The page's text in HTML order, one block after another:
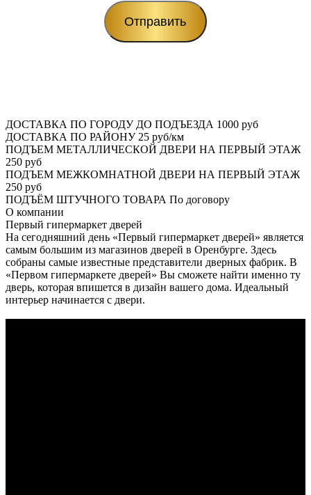
ДОСТАВКА ПО ГОРОДУ ДО ПОДЪЕЗДА 1000 руб
ДОСТАВКА ПО РАЙОНУ25 руб/км
ПОДЪЕМ МЕТАЛЛИЧЕСКОЙ ДВЕРИ НА ПЕРВЫЙ ЭТАЖ
250 руб
ПОДЪЕМ МЕЖКОМНАТНОЙ ДВЕРИ НА ПЕРВЫЙ ЭТАЖ
250 руб
ПОДЪЁМ ШТУЧНОГО ТОВАРА По договору
О компании
Первый гипермаркет дверей
На сегодняшний день «Первый гипермаркет дверей» является
самым большим из магазинов дверей в Оренбурге. Здесь
собраны самые известные представители дверных фабрик. В
«Первом гипермаркете дверей» Вы сможете найти именно ту
дверь, которая впишется в дизайн вашего дома. Идеальный
интерьер начинается с двери.